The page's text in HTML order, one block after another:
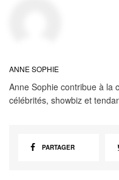
ANNE SOPHIE
Anne Sophie contribue à la
célébrités, showbiz et
PARTAGER